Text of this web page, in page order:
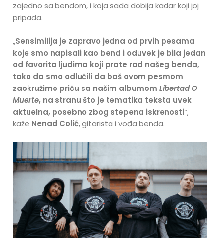
zajedno sa bendom, i koja sada dobija kadar koji joj
pripada.
„Sensimilija je zapravo jedna od prvih pesama
koje smo napisali kao bend i oduvek je bila jedan
od favorita ljudima koji prate rad našeg benda,
tako da smo odlučili da baš ovom pesmom
zaokružimo priču sa našim albumomLibertad O
Muerte, na stranu što je tematika teksta uvek
aktuelna, posebno zbog stepena iskrenosti“,
kaže Nenad Colić, gitarista i vođa benda.